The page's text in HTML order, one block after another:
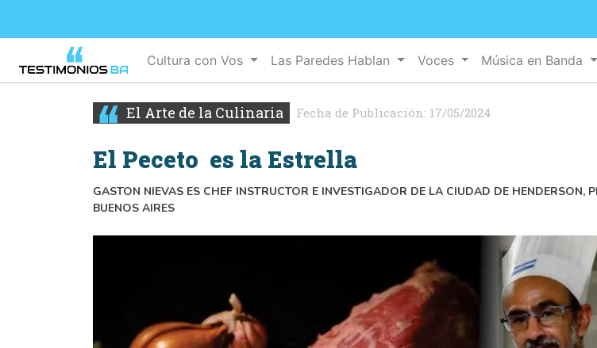
Cultura con Vos Las Paredes Hablan Voces Música en Banda
El Arte de la Culinaria Fecha de Publicación: 17/05/2024
El Peceto es la Estrella
GASTON NIEVAS ES CHEF INSTRUCTOR E INVESTIGADOR DE LA CIUDAD DE HENDERSON,
BUENOS AIRES